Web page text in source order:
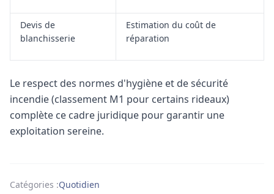
Devis de
blanchisserie
Estimation du coût de
réparation
Le respect des normes d'hygiène et de sécurité
incendie (classement M1 pour certains rideaux)
complète ce cadre juridique pour garantir une
exploitation sereine.
Catégories :Quotidien